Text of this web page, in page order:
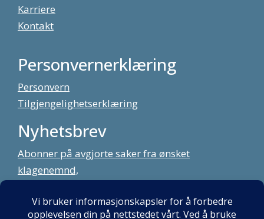
Karriere
Kontakt
Personvernerklæring
Personvern
Tilgjengelighetserklæring
Nyhetsbrev
Abonner på avgjorte saker fra ønsket
klagenemnd,